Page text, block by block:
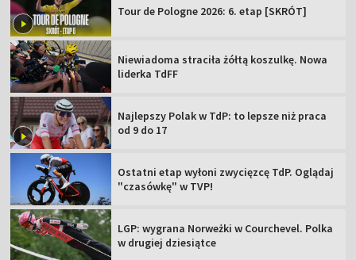
Tour de Pologne 2026: 6. etap [SKRÓT]
Niewiadoma straciła żółtą koszulkę. Nowa
liderka TdFF
Najlepszy Polak w TdP: to lepsze niż praca
od 9 do 17
Ostatni etap wyłoni zwycięzcę TdP. Oglądaj
"czasówkę" w TVP!
LGP: wygrana Norweżki w Courchevel. Polka
w drugiej dziesiątce